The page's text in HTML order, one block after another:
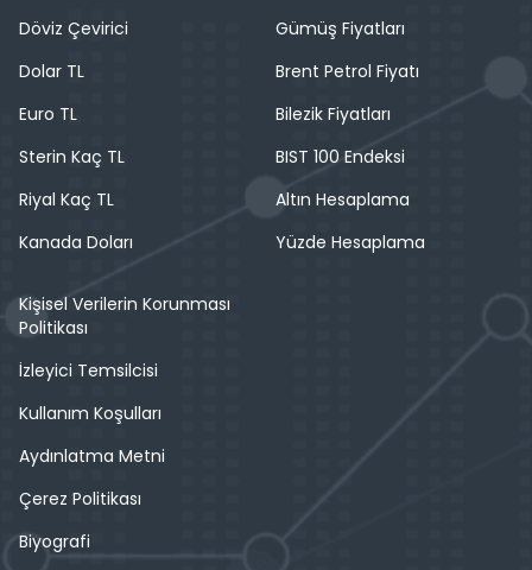
Döviz Çevirici
Dolar TL
Euro TL
Sterin Kaç TL
Riyal Kaç TL
Kanada Doları
Gümüş Fiyatları
Brent Petrol Fiyatı
Bilezik Fiyatları
BIST 100 Endeksi
Altın Hesaplama
Yüzde Hesaplama
Kişisel Verilerin Korunması
Politikası
İzleyici Temsilcisi
Kullanım Koşulları
Aydınlatma Metni
Çerez Politikası
Biyografi